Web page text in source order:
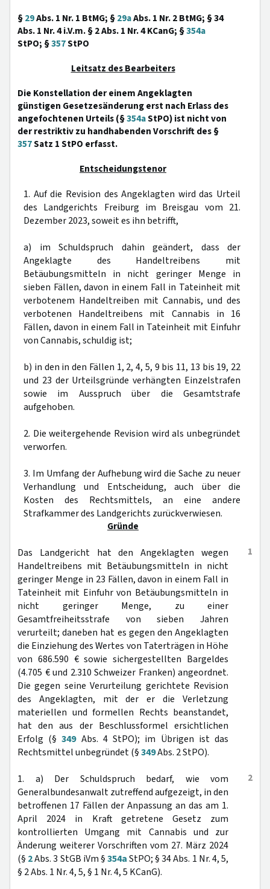
§29Abs. 1 Nr. 1 BtMG; §29aAbs. 1 Nr. 2 BtMG; § 34
Abs. 1 Nr. 4 i.V.m. § 2 Abs. 1 Nr. 4 KCanG; §354a
StPO; §357StPO
Leitsatz des Bearbeiters
Die Konstellation der einem Angeklagten
günstigen Gesetzesänderung erst nach Erlass des
angefochtenen Urteils (§354aStPO) ist nicht von
der restriktiv zu handhabenden Vorschrift des §
357Satz 1 StPO erfasst.
Entscheidungstenor
1. Auf die Revision des Angeklagten wird das Urteil
des Landgerichts Freiburg im Breisgau vom 21.
Dezember 2023, soweit es ihn betrifft,
a) im Schuldspruch dahin geändert, dass der
Angeklagte des Handeltreibens mit
Betäubungsmitteln in nicht geringer Menge in
sieben Fällen, davon in einem Fall in Tateinheit mit
verbotenem Handeltreiben mit Cannabis, und des
verbotenen Handeltreibens mit Cannabis in 16
Fällen, davon in einem Fall in Tateinheit mit Einfuhr
von Cannabis, schuldig ist;
b) in den in den Fällen 1, 2, 4, 5, 9 bis 11, 13 bis 19, 22
und 23 der Urteilsgründe verhängten Einzelstrafen
sowie im Ausspruch über die Gesamtstrafe
aufgehoben.
2. Die weitergehende Revision wird als unbegründet
verworfen.
3. Im Umfang der Aufhebung wird die Sache zu neuer
Verhandlung und Entscheidung, auch über die
Kosten des Rechtsmittels, an eine andere
Strafkammer des Landgerichts zurückverwiesen.
Gründe
1
Das Landgericht hat den Angeklagten wegen
Handeltreibens mit Betäubungsmitteln in nicht
geringer Menge in 23 Fällen, davon in einem Fall in
Tateinheit mit Einfuhr von Betäubungsmitteln in
nicht geringer Menge, zu einer
Gesamtfreiheitsstrafe von sieben Jahren
verurteilt; daneben hat es gegen den Angeklagten
die Einziehung des Wertes von Taterträgen in Höhe
von 686.590 € sowie sichergestellten Bargeldes
(4.705 € und 2.310 Schweizer Franken) angeordnet.
Die gegen seine Verurteilung gerichtete Revision
des Angeklagten, mit der er die Verletzung
materiellen und formellen Rechts beanstandet,
hat den aus der Beschlussformel ersichtlichen
Erfolg (§349Abs. 4 StPO); im Übrigen ist das
Rechtsmittel unbegründet (§349Abs. 2 StPO).
2
1. a) Der Schuldspruch bedarf, wie vom
Generalbundesanwalt zutreffend aufgezeigt, in den
betroffenen 17 Fällen der Anpassung an das am 1.
April 2024 in Kraft getretene Gesetz zum
kontrollierten Umgang mit Cannabis und zur
Änderung weiterer Vorschriften vom 27. März 2024
(§ 2Abs. 3 StGB iVm §354aStPO; § 34 Abs. 1 Nr. 4, 5,
§ 2 Abs. 1 Nr. 4, 5, § 1 Nr. 4, 5 KCanG).